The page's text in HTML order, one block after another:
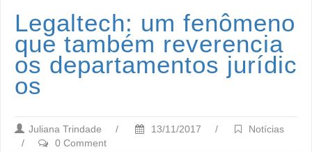
Legaltech: um fenômeno
que também reverencia
os departamentos jurídic
os
Juliana Trindade / 13/11/2017 /
Notícias
/
0 Comment